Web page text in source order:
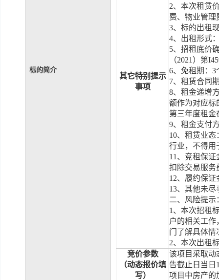
标的简介
其它特别提示
事项
2、本次租赁
费、物业管理
3、标的出租
4、出租形式
5、招租底价
（2021 ）第
6、免租期： 3
7、租赁合同
8、租金递增
额作为对应标
第三年度租金
9、租金支付
10、租赁业态
行业，不得用
11 、竞租保证
扣除交易服务
12、履约保证
13、其他未尽
二、风险提示
1 、本次招租
户的相关工
门了解具体情
2、本次出租
竞价参数
（动态报价填
写）
该项目采取动
告截止日当日
项目中房产的